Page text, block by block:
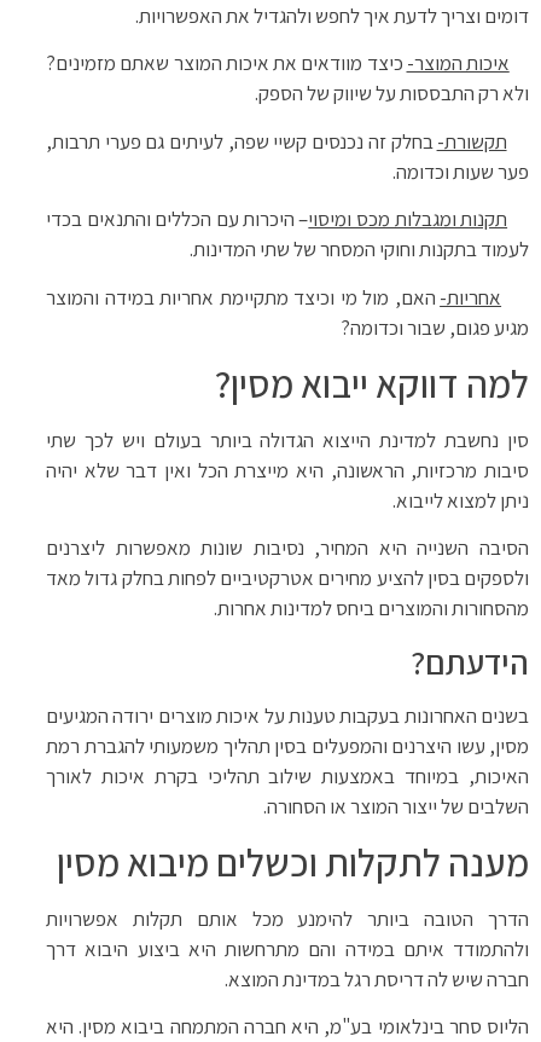
דומים וצריך לדעת איך לחפש ולהגדיל את האפשרויות.
איכות המוצר- כיצד מוודאים את איכות המוצר שאתם מזמינים?
ולא רק התבססות על שיווק של הספק.
תקשורת-בחלק זה נכנסים קשיי שפה, לעיתים גם פערי תרבות,
פער שעות וכדומה.
תקנות ומגבלות מכס ומיסוי– היכרות עם הכללים והתנאים בכדי
לעמוד בתקנות וחוקי המסחר של שתי המדינות.
אחריות- האם, מול מי וכיצד מתקיימת אחריות במידה והמוצר
מגיע פגום, שבור וכדומה?
למה דווקא ייבוא מסין?
סין נחשבת למדינת הייצוא הגדולה ביותר בעולם ויש לכך שתי
סיבות מרכזיות, הראשונה, היא מייצרת הכל ואין דבר שלא יהיה
ניתן למצוא לייבוא.
הסיבה השנייה היא המחיר, נסיבות שונות מאפשרות ליצרנים
ולספקים בסין להציע מחירים אטרקטיביים לפחות בחלק גדול מאד
מהסחורות והמוצרים ביחס למדינות אחרות.
הידעתם?
בשנים האחרונות בעקבות טענות על איכות מוצרים ירודה המגיעים
מסין, עשו היצרנים והמפעלים בסין תהליך משמעותי להגברת רמת
האיכות, במיוחד באמצעות שילוב תהליכי בקרת איכות לאורך
השלבים של ייצור המוצר או הסחורה.
מענה לתקלות וכשלים מיבוא מסין
הדרך הטובה ביותר להימנע מכל אותם תקלות אפשרויות
ולהתמודד איתם במידה והם מתרחשות היא ביצוע היבוא דרך
חברה שיש לה דריסת רגל במדינת המוצא.
הליוס סחר בינלאומי בע"מ, היא חברה המתמחה ביבוא מסין. היא